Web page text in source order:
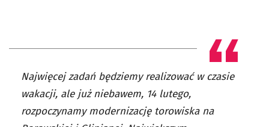
Najwięcej zadań będziemy realizować w czasie
wakacji, ale już niebawem, 14 lutego,
rozpoczynamy modernizację torowiska na